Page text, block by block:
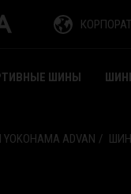
ШИНЫ
ADVAN